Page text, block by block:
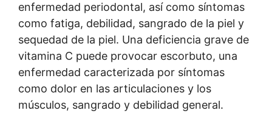
enfermedad periodontal, así como síntomas
como fatiga, debilidad, sangrado de la piel y
sequedad de la piel. Una deficiencia grave de
vitamina C puede provocar escorbuto, una
enfermedad caracterizada por síntomas
como dolor en las articulaciones y los
músculos, sangrado y debilidad general.